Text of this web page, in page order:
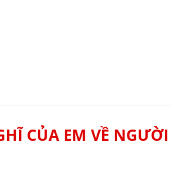
CỦA EM VỀ NGƯỜI